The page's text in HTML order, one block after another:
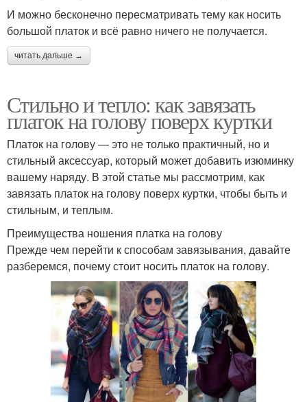
И можно бесконечно пересматривать тему как носить
большой платок и всё равно ничего не получается.
читать дальше →
Стильно и тепло: как завязать
платок на голову поверх куртки
Платок на голову — это не только практичный, но и
стильный аксессуар, который может добавить изюминку
вашему наряду. В этой статье мы рассмотрим, как
завязать платок на голову поверх куртки, чтобы быть и
стильным, и теплым.
Преимущества ношения платка на голову
Прежде чем перейти к способам завязывания, давайте
разберемся, почему стоит носить платок на голову.